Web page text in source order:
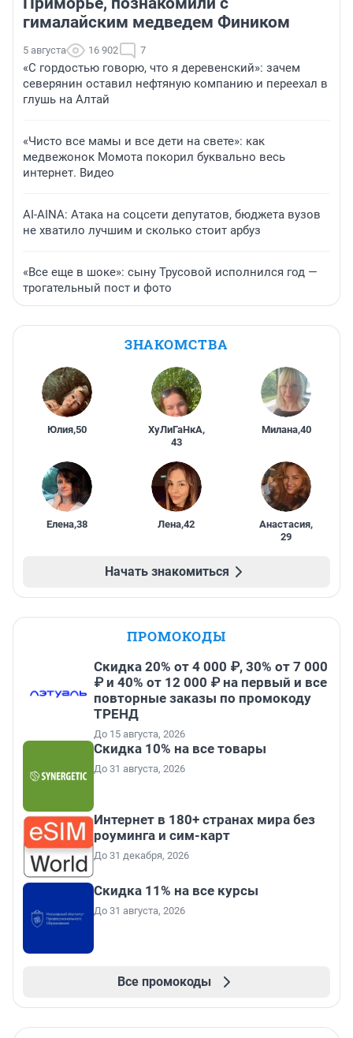
гималайским медведем Фиником
5 августа 16 902 7
«С гордостью говорю, что я деревенский»: зачем
северянин оставил нефтяную компанию и переехал в
глушь на Алтай
«Чисто все мамы и все дети на свете»: как
медвежонок Момота покорил буквально весь
интернет. Видео
AI-AINA: Атака на соцсети депутатов, бюджета вузов
не хватило лучшим и сколько стоит арбуз
«Все еще в шоке»: сыну Трусовой исполнился год —
трогательный пост и фото
ЗНАКОМСТВА
Юлия,50 ХуЛиГаНкА,
43
Милана,40
Елена,38 Лена,42 Анастасия,
29
Начать знакомиться
ПРОМОКОДЫ
Скидка 20% от 4 000 ₽, 30% от 7 000
₽ и 40% от 12 000 ₽ на первый и все
повторные заказы по промокоду
ТРЕНД
До 15 августа, 2026
Скидка 10% на все товары
До 31 августа, 2026
Интернет в 180+ странах мира без
роуминга и сим-карт
До 31 декабря, 2026
Скидка 11% на все курсы
До 31 августа, 2026
Все промокоды